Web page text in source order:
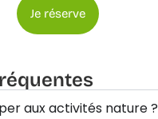
Je réserve
aux activités nature ?